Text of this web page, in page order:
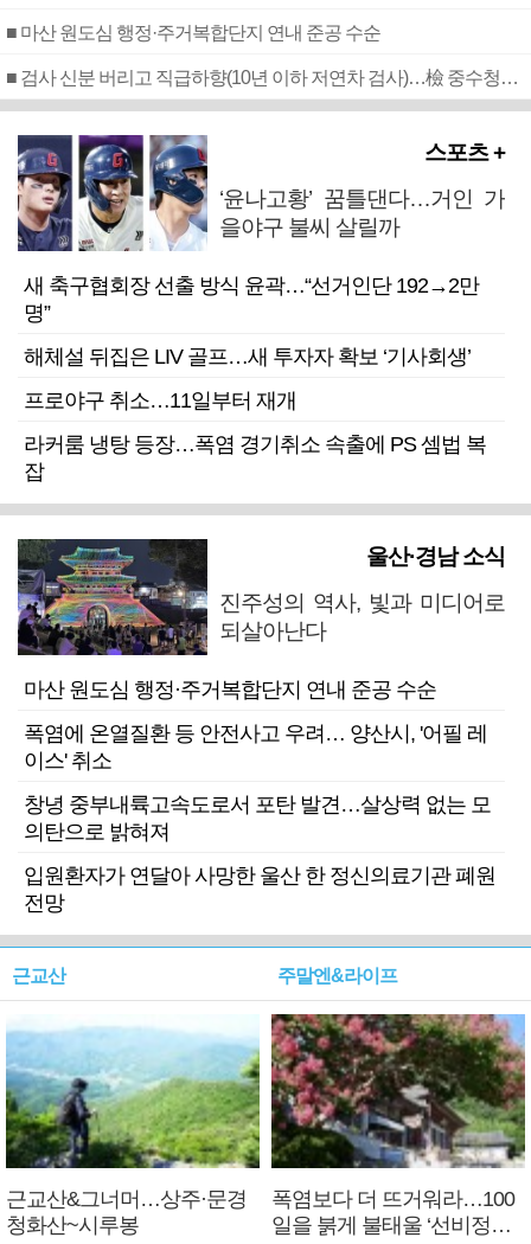
■ 마산 원도심 행정·주거복합단지 연내 준공 수순
■ 검사 신분 버리고 직급하향(10년 이하 저연차 검사)…檢 중수청행 기피
스포츠 +
‘윤나고황’ 꿈틀댄다…거인 가
을야구 불씨 살릴까
새 축구협회장 선출 방식 윤곽…“선거인단 192→2만
명”
해체설 뒤집은 LIV 골프…새 투자자 확보 ‘기사회생’
프로야구 취소…11일부터 재개
라커룸 냉탕 등장…폭염 경기취소 속출에 PS 셈법 복
잡
울산·경남 소식
진주성의 역사, 빛과 미디어로
되살아난다
마산 원도심 행정·주거복합단지 연내 준공 수순
폭염에 온열질환 등 안전사고 우려… 양산시, '어필 레
이스' 취소
창녕 중부내륙고속도로서 포탄 발견…살상력 없는 모
의탄으로 밝혀져
입원환자가 연달아 사망한 울산 한 정신의료기관 폐원
전망
근교산
근교산&그너머…상주·문경
청화산~시루봉
주말엔&라이프
폭염보다 더 뜨거워라…100
일을 붉게 불태울 ‘선비정신’